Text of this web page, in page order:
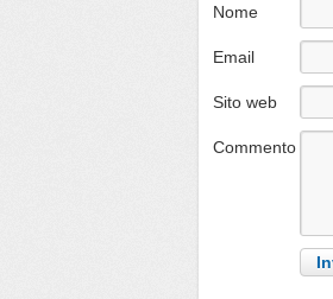
Nome
Email
Sito web
Commento